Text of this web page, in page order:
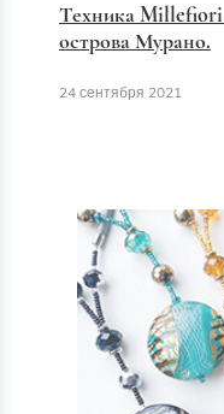
Техника Millefiori
острова Мурано.
24 сентября 2021